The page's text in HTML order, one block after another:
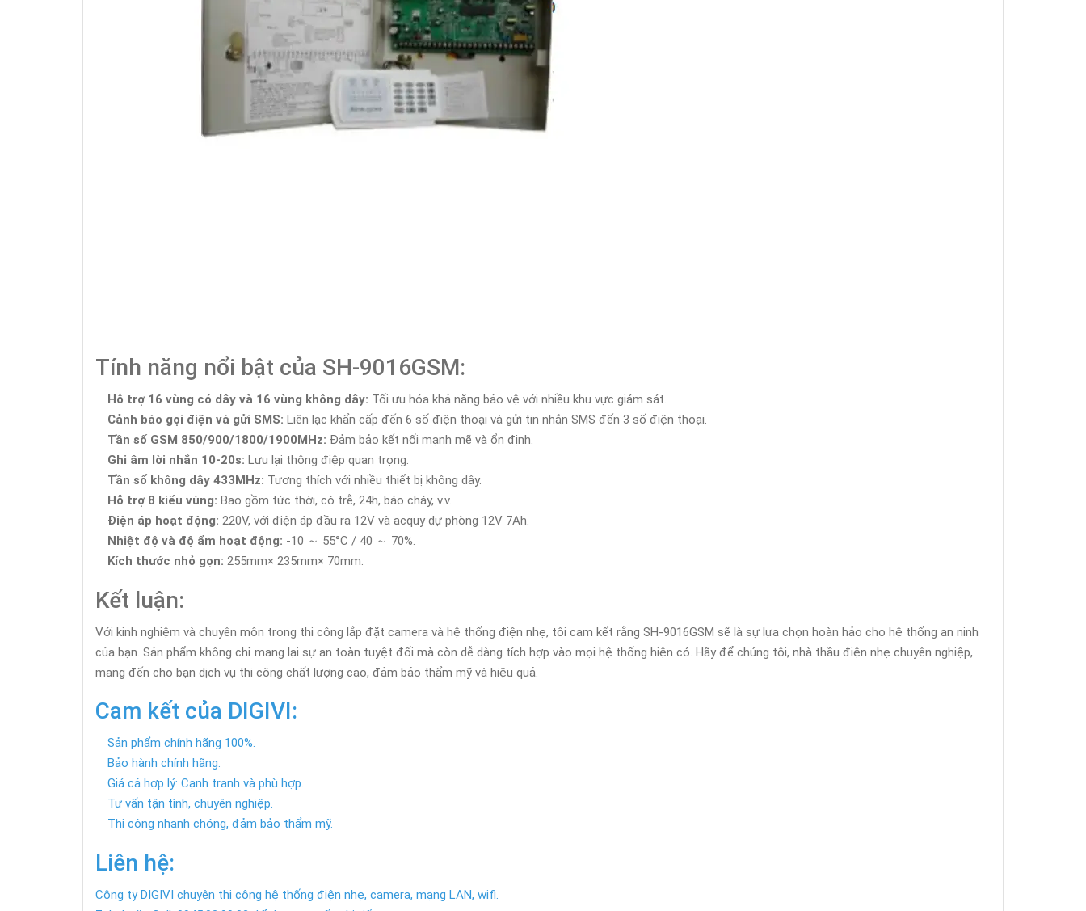
Tính năng nổi bật của SH-9016GSM:
Hỗ trợ 16 vùng có dây và 16 vùng không dây: Tối ưu hóa khả năng bảo vệ với nhiều khu vực giám sát.
Cảnh báo gọi điện và gửi SMS: Liên lạc khẩn cấp đến 6 số điện thoại và gửi tin nhắn SMS đến 3 số điện thoại.
Tần số GSM 850/900/1800/1900MHz: Đảm bảo kết nối mạnh mẽ và ổn định.
Ghi âm lời nhắn 10-20s: Lưu lại thông điệp quan trọng.
Tần số không dây 433MHz: Tương thích với nhiều thiết bị không dây.
Hỗ trợ 8 kiểu vùng: Bao gồm tức thời, có trễ, 24h, báo cháy, v.v.
Điện áp hoạt động: 220V, với điện áp đầu ra 12V và acquy dự phòng 12V 7Ah.
Nhiệt độ và độ ẩm hoạt động: -10 ～ 55°C / 40 ～ 70%.
Kích thước nhỏ gọn: 255mm× 235mm× 70mm.
Kết luận:
Với kinh nghiệm và chuyên môn trong thi công lắp đặt camera và hệ thống điện nhẹ, tôi cam kết rằng SH-9016GSM sẽ là sự lựa chọn hoàn hảo cho hệ thống an ninh
của bạn. Sản phẩm không chỉ mang lại sự an toàn tuyệt đối mà còn dễ dàng tích hợp vào mọi hệ thống hiện có. Hãy để chúng tôi, nhà thầu điện nhẹ chuyên nghiệp,
mang đến cho bạn dịch vụ thi công chất lượng cao, đảm bảo thẩm mỹ và hiệu quả.
Cam kết của DIGIVI:
Sản phẩm chính hãng 100%.
Bảo hành chính hãng.
Giá cả hợp lý: Cạnh tranh và phù hợp.
Tư vấn tận tình, chuyên nghiệp.
Thi công nhanh chóng, đảm bảo thẩm mỹ.
Liên hệ:
Công ty DIGIVI chuyên thi công hệ thống điện nhẹ, camera, mạng LAN, wifi.